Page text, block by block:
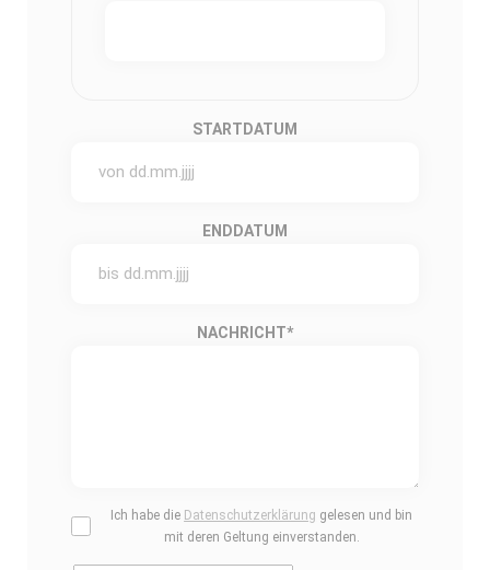
STARTDATUM
ENDDATUM
NACHRICHT*
Ich habe die Datenschutzerklärung gelesen und bin
mit deren Geltung einverstanden.